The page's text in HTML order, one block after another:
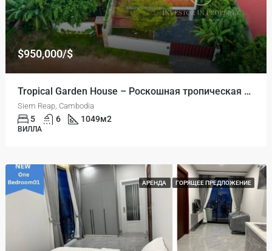
$950,000/$
Tropical Garden House – Роскошная тропическая вилла с садом на продажу
Siem Reap, Cambodia
5 6 1049м2
ВИЛЛА
АРЕНДА ГОРЯЩЕЕ ПРЕДЛОЖЕНИЕ